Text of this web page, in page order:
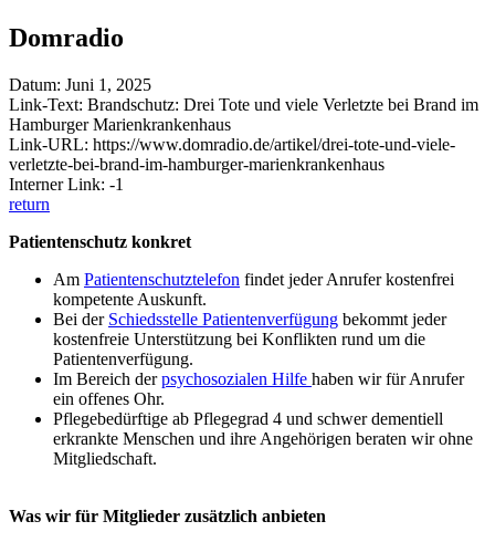
Domradio
Datum: Juni 1, 2025
Link-Text: Brandschutz: Drei Tote und viele Verletzte bei Brand im
Hamburger Marienkrankenhaus
Link-URL: https://www.domradio.de/artikel/drei-tote-und-viele-
verletzte-bei-brand-im-hamburger-marienkrankenhaus
Interner Link: -1
return
Patientenschutz konkret
Am Patientenschutztelefon findet jeder Anrufer kostenfrei
kompetente Auskunft.
Bei der Schiedsstelle Patientenverfügung bekommt jeder
kostenfreie Unterstützung bei Konflikten rund um die
Patientenverfügung.
Im Bereich derpsychosozialen Hilfe haben wir für Anrufer
ein offenes Ohr.
Pflegebedürftige ab Pflegegrad 4 und schwer dementiell
erkrankte Menschen und ihre Angehörigen beraten wir ohne
Mitgliedschaft.
Was wir für Mitglieder zusätzlich anbieten